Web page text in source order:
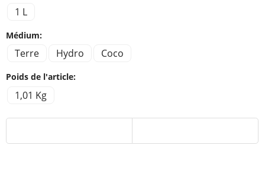
1 L
Médium:
Terre Hydro Coco
Poids de l'article:
1,01 Kg